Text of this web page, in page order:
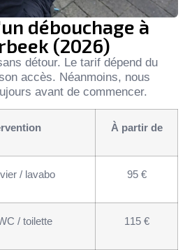
débouchage à
(2026)
détour. Le tarif dépend du
accès. Néanmoins, nous
avant de commencer.
À partir de
/ lavabo 95 €
/ toilette 115 €